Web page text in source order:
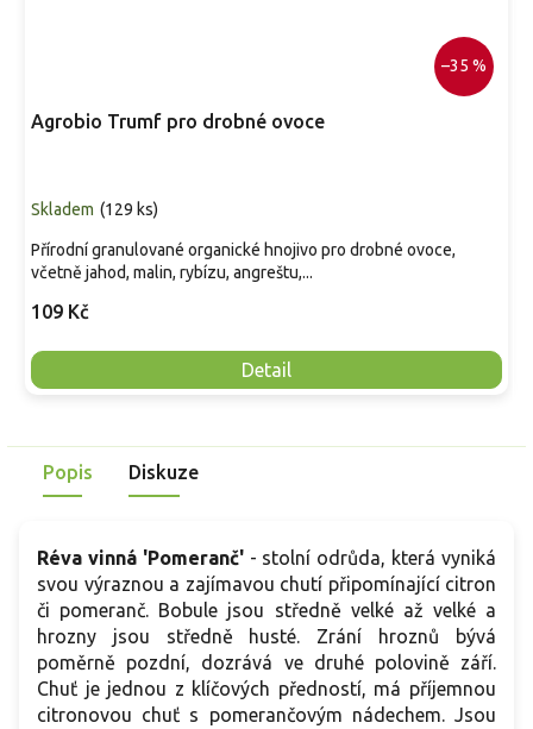
–35 %
Agrobio Trumf pro drobné ovoce
Skladem (129 ks)
109 Kč
Detail
Přírodní granulované organické hnojivo pro drobné ovoce,
včetně jahod, malin, rybízu, angreštu,...
Popis Diskuze
Réva vinná 'Pomeranč'- stolní odrůda, která vyniká
svou výraznou a zajímavou chutí připomínající citron
či pomeranč. Bobule jsou středně velké až velké a
hrozny jsou středně husté. Zrání hroznů bývá
poměrně pozdní, dozrává ve druhé polovině září.
Chuť je jednou z klíčových předností, má příjemnou
citronovou chuť s pomerančovým nádechem. Jsou